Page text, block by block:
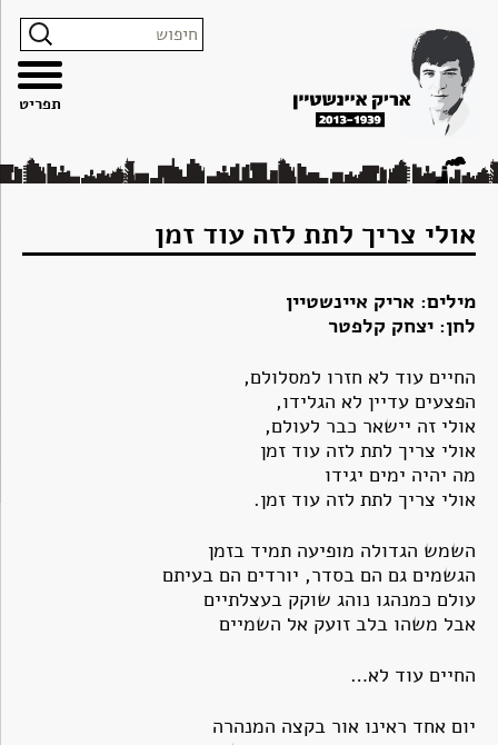
האתר
הצהרת
נגישות
לתוכן
קשר
אולי צריך לתת לזה עוד זמן
מילים: אריק איינשטיין
לחן: יצחק קלפטר
החיים עוד לא חזרו למסלולם,
הפצעים עדיין לא הגלידו,
אולי זה יישאר כבר לעולם,
אולי צריך לתת לזה עוד זמן
מה יהיה ימים יגידו
אולי צריך לתת לזה עוד זמן.
השמש הגדולה מופיעה תמיד בזמן
הגשמים גם הם בסדר, יורדים הם בעיתם
עולם כמנהגו נוהג שוקק בעצלתיים
אבל משהו בלב זועק אל השמיים
החיים עוד לא…
יום אחד ראינו אור בקצה המנהרה
תפריט